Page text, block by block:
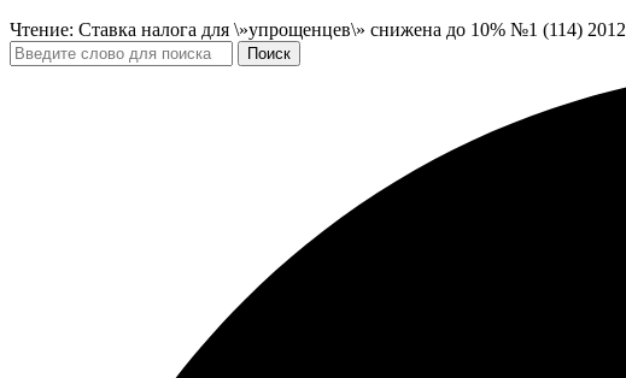
Чтение: Ставка налога для \»упрощенцев\» снижена до 10% №1 (114) 2012